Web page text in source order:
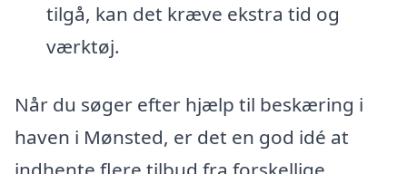
tilgå, kan det kræve ekstra tid og
værktøj.
Når du søger efter hjælp til beskæring i
haven i Mønsted, er det en god idé at